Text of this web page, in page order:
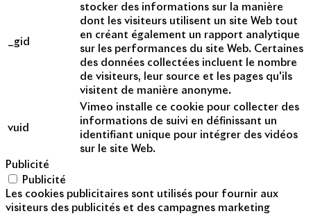
_gid
stocker des informations sur la manière
dont les visiteurs utilisent un site Web tout
en créant également un rapport analytique
sur les performances du site Web. Certaines
des données collectées incluent le nombre
de visiteurs, leur source et les pages qu'ils
visitent de manière anonyme.
vuid
Vimeo installe ce cookie pour collecter des
informations de suivi en définissant un
identifiant unique pour intégrer des vidéos
sur le site Web.
Publicité
Publicité
Les cookies publicitaires sont utilisés pour fournir aux
visiteurs des publicités et des campagnes marketing